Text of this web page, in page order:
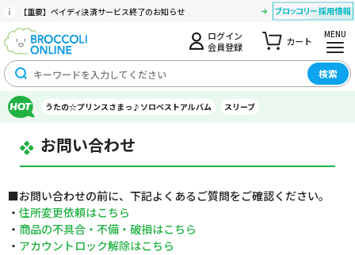
【重要】ペイディ決済サービス終了のお知らせ
ログイン
会員登録
カート
MENU
検索
うたの☆プリンスさまっ♪ソロベストアルバム スリーブ
お問い合わせ
■お問い合わせの前に、下記よくあるご質問をご確認ください。
・ 住所変更依頼はこちら
・ 商品の不具合・不備・破損はこちら
・ アカウントロック解除はこちら